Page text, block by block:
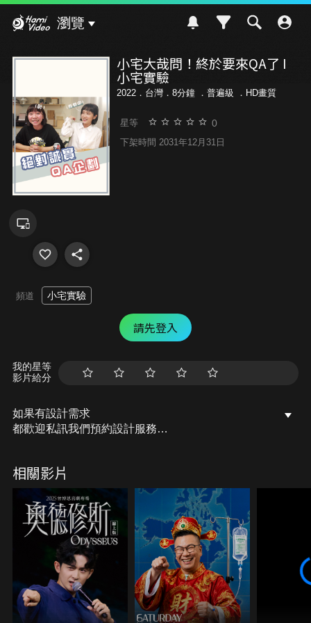
瀏覽
小宅大哉問！終於要來QA了 I
小宅實驗
2022．台灣．8分鐘 ． 普遍級 ．HD畫質
星等 0
下架時間 2031年12月31日
頻道 小宅實驗
請先登入
我的星等
影片給分
如果有設計需求
都歡迎私訊我們預約設計服務
WEBSITE：https://houselabdesign.wordpress.com/
I G：houselabdesign.tw
FB：小宅實驗
相關影片